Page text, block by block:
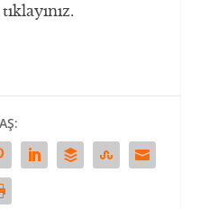
tıklayınız.